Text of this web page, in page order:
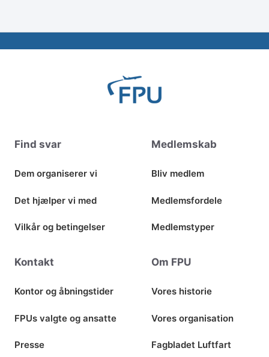
Find svar
Dem organiserer vi
Det hjælper vi med
Vilkår og betingelser
Medlemskab
Bliv medlem
Medlemsfordele
Medlemstyper
Kontakt
Kontor og åbningstider
FPUs valgte og ansatte
Presse
Om FPU
Vores historie
Vores organisation
Fagbladet Luftfart